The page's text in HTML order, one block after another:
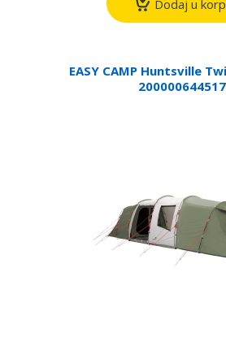
Dodaj u
EASY CAMP Huntsville
200000644517